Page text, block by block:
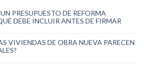
PRESUPUESTO DE REFORMA
DEBE INCLUIR ANTES DE FIRMAR
VIVIENDAS DE OBRA NUEVA PARECEN